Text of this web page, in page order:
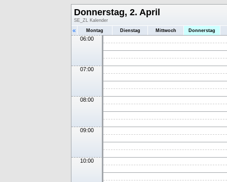
Donnerstag, 2. April
SE_ZL Kalender
« Montag Dienstag Mittwoch Donnerstag
06:00
07:00
08:00
09:00
10:00